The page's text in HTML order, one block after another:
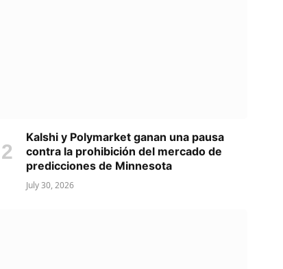
Kalshi y Polymarket ganan una pausa
contra la prohibición del mercado de
predicciones de Minnesota
July 30, 2026